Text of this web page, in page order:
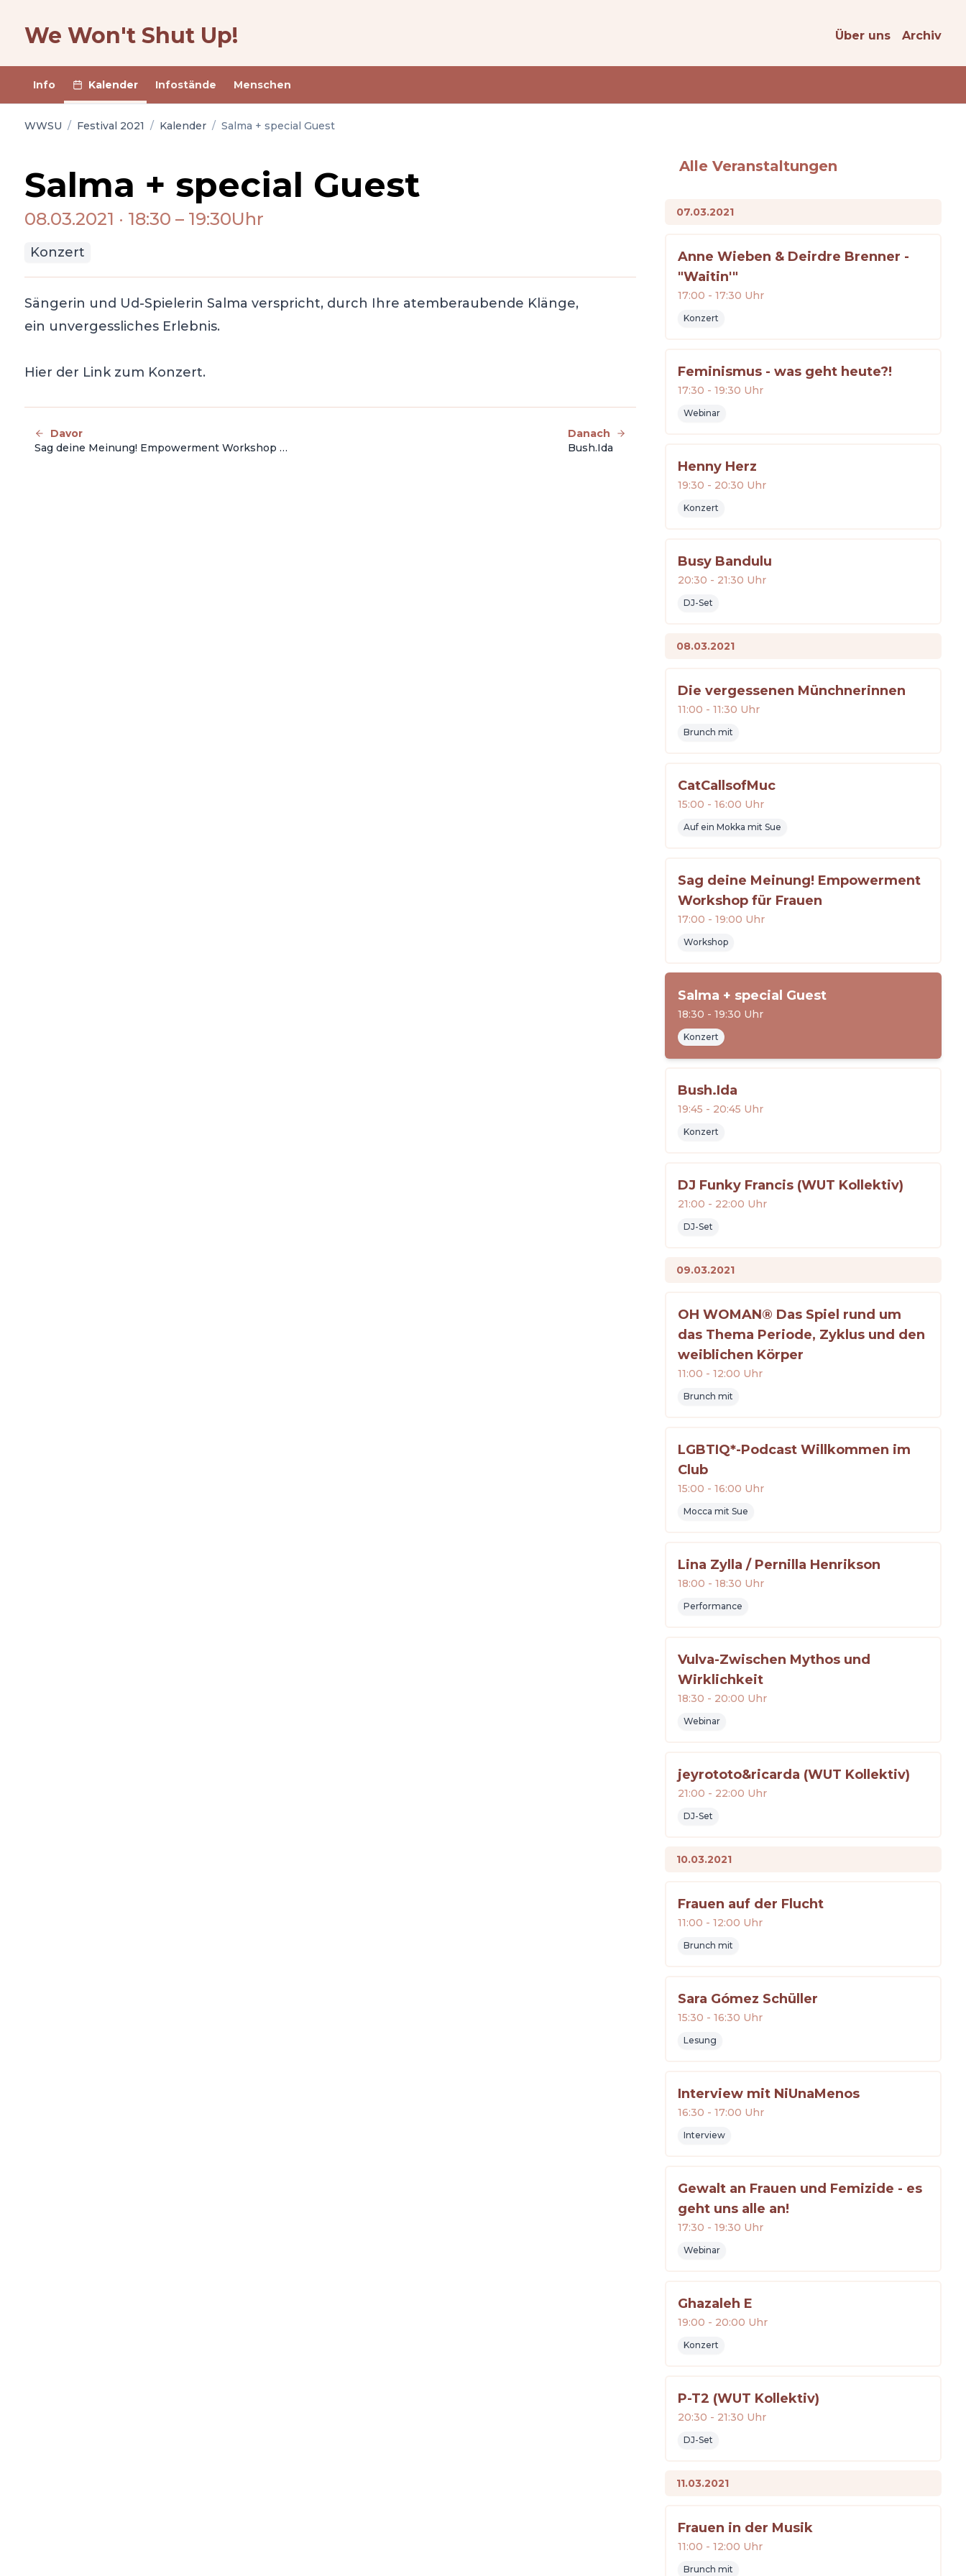
We Won't Shut Up! Über uns Archiv
Info Kalender Infostände Menschen
WWSU / Festival 2021 / Kalender / Salma + special Guest
Salma + special Guest
08.03.2021 · 18:30 – 19:30Uhr
Konzert
Sängerin und Ud-Spielerin Salma verspricht, durch Ihre atemberaubende Klänge,
ein unvergessliches Erlebnis.
Hier der Link zum Konzert.
Davor
Sag deine Meinung! Empowerment Workshop für Frauen
Danach
Bush.Ida
Alle Veranstaltungen
07.03.2021
Anne Wieben & Deirdre Brenner -
"Waitin'"
17:00 - 17:30 Uhr
Konzert
Feminismus - was geht heute?!
17:30 - 19:30 Uhr
Webinar
Henny Herz
19:30 - 20:30 Uhr
Konzert
Busy Bandulu
20:30 - 21:30 Uhr
DJ-Set
08.03.2021
Die vergessenen Münchnerinnen
11:00 - 11:30 Uhr
Brunch mit
CatCallsofMuc
15:00 - 16:00 Uhr
Auf ein Mokka mit Sue
Sag deine Meinung! Empowerment
Workshop für Frauen
17:00 - 19:00 Uhr
Workshop
Salma + special Guest
18:30 - 19:30 Uhr
Konzert
Bush.Ida
19:45 - 20:45 Uhr
Konzert
DJ Funky Francis (WUT Kollektiv)
21:00 - 22:00 Uhr
DJ-Set
09.03.2021
OH WOMAN® Das Spiel rund um
das Thema Periode, Zyklus und den
weiblichen Körper
11:00 - 12:00 Uhr
Brunch mit
LGBTIQ*-Podcast Willkommen im
Club
15:00 - 16:00 Uhr
Mocca mit Sue
Lina Zylla / Pernilla Henrikson
18:00 - 18:30 Uhr
Performance
Vulva-Zwischen Mythos und
Wirklichkeit
18:30 - 20:00 Uhr
Webinar
jeyrototo&ricarda (WUT Kollektiv)
21:00 - 22:00 Uhr
DJ-Set
10.03.2021
Frauen auf der Flucht
11:00 - 12:00 Uhr
Brunch mit
Sara Gómez Schüller
15:30 - 16:30 Uhr
Lesung
Interview mit NiUnaMenos
16:30 - 17:00 Uhr
Interview
Gewalt an Frauen und Femizide - es
geht uns alle an!
17:30 - 19:30 Uhr
Webinar
Ghazaleh E
19:00 - 20:00 Uhr
Konzert
P-T2 (WUT Kollektiv)
20:30 - 21:30 Uhr
DJ-Set
11.03.2021
Frauen in der Musik
11:00 - 12:00 Uhr
Brunch mit